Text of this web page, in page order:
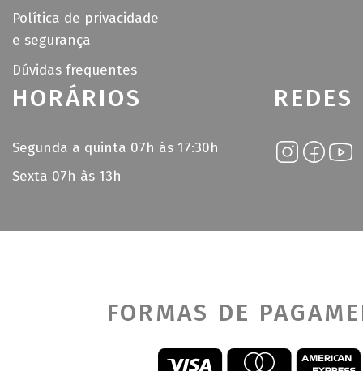
Política de privacidade
e segurança
Dúvidas frequentes
HORÁRIOS
Segunda a quinta 07h às 17:30h
Sexta 07h às 13h
FORMAS DE